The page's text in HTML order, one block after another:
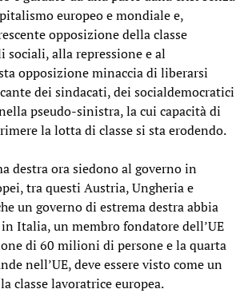
europeo e mondiale e,
opposizione della classe
sociali, alla repressione e al
opposizione minaccia di liberarsi
dei sindacati, dei socialdemocratici
pseudo-sinistra, la cui capacità di
la lotta di classe si sta erodendo.
destra ora siedono al governo in
tra questi Austria, Ungheria e
un governo di estrema destra abbia
Italia, un membro fondatore dell’UE
di 60 milioni di persone e la quarta
nell’UE, deve essere visto come un
classe lavoratrice europea.